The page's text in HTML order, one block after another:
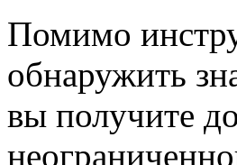
Помимо
обнаружить
вы получите